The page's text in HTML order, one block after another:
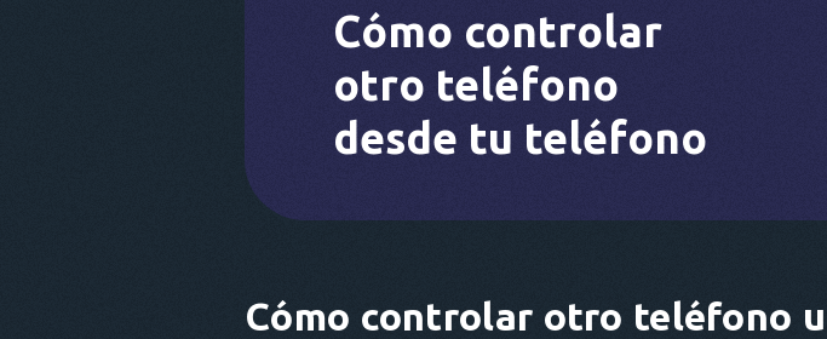
Cómo controlar
otro teléfono
desde tu teléfono
Cómo controlar otro teléfono